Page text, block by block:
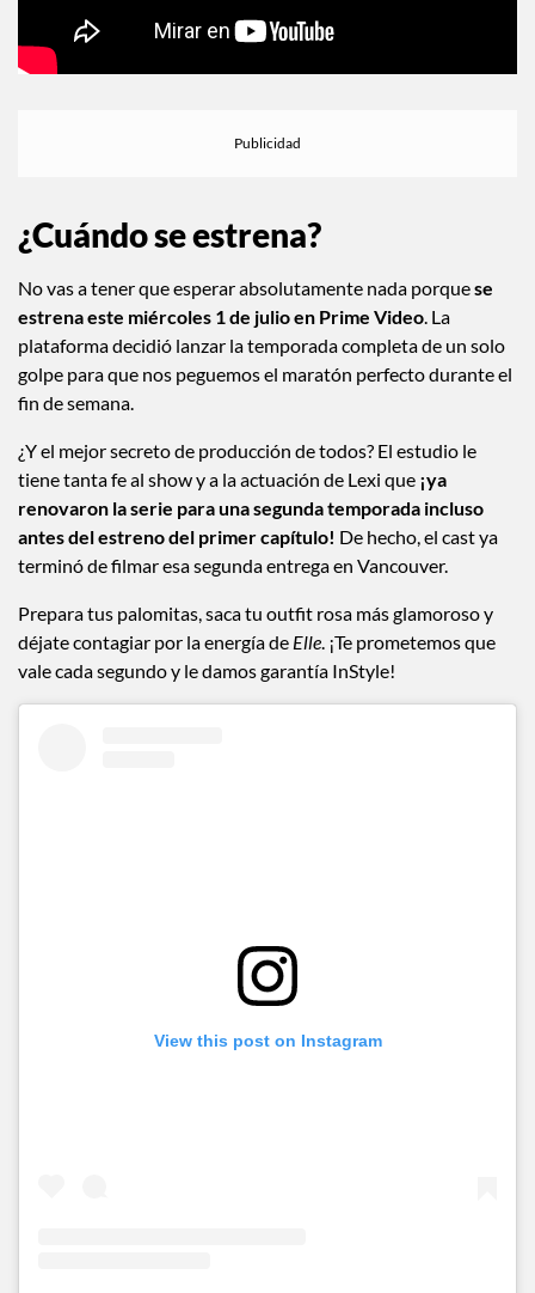
¿Cuándo se estrena?
No vas a tener que esperar absolutamente nada porquese
estrena este miércoles 1 de julio en Prime Video. La
plataforma decidió lanzar la temporada completa de un solo
golpe para que nos peguemos el maratón perfecto durante el
fin de semana.
¿Y el mejor secreto de producción de todos? El estudio le
tiene tanta fe al show y a la actuación de Lexi que ¡ya
renovaron la serie para una segunda temporada incluso
antes del estreno del primer capítulo! De hecho, el cast ya
terminó de filmar esa segunda entrega en Vancouver.
Prepara tus palomitas, saca tu outfit rosa más glamoroso y
déjate contagiar por la energía de Elle. ¡Te prometemos que
vale cada segundo y le damos garantía InStyle!
View this post on Instagram